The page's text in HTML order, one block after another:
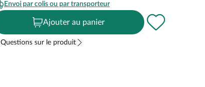
Envoi par colis ou par transporteur
Ajouter au panier
Questions sur le produit